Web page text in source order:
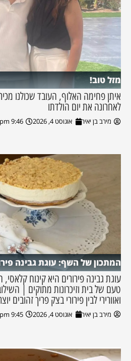
מזל טוב!
איתן פחימה האלוף, העובד שכולנו
לאחרונה את יום הולדתו
מירב בן יאיר אוגוסט 4, 2026 9:46 pm
המתכון של השף: עוגת גבינה
עוגת גבינה פירורים היא קינוח
טעם של בית וזיכרונות מתוקים |
ואוורירי לבין פירורי בצק פריך
מירב בן יאיר אוגוסט 4, 2026 9:45 pm